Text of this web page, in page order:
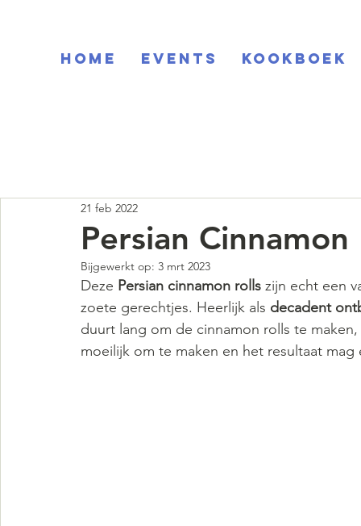
Home EVENTS KOOKBOEK
Persian Cinnamon
21 feb 2022
Bijgewerkt op: 3 mrt 2023
Deze Persian cinnamon rolls zijn echt een
zoete gerechtjes. Heerlijk als decadent
duurt lang om de cinnamon rolls te
moeilijk om te maken en het resultaat mag